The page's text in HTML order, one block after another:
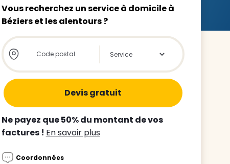
le
enfant
à
Vous recherchez un service à domicile à
Béziers et les alentours ?
Store locator global - Autocompletion
Rechercher
Ne payez que 50% du montant de vos
factures ! En savoir plus
Coordonnées